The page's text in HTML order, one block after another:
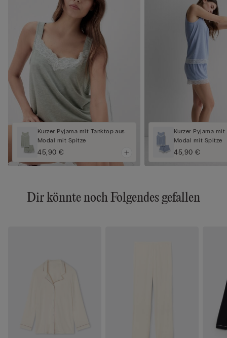
Kurzer Pyjama mit Tanktop aus
Modal mit Spitze
45,90 €
Kurzer Pyjama
Modal mit Spitze
45,90 €
Dir könnte noch Folgendes gefallen